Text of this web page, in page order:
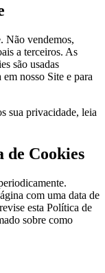
Não vendemos,
a terceiros. As
são usadas
nosso Site e para
sua privacidade, leia
de Cookies
com uma data de
esta Política de
sobre como